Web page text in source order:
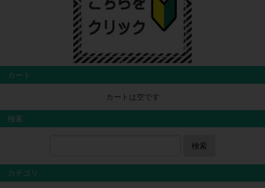
カート
カートは空です
検索
検索
カテゴリ